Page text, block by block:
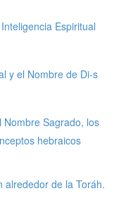
Espiritual
y el Nombre de Di-s
Sagrado, los
hebraicos
alrededor de la Toráh.